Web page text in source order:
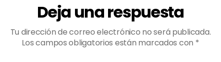
Deja una respuesta
Tu dirección de correo electrónico no será publicada.
Los campos obligatorios están marcados con *